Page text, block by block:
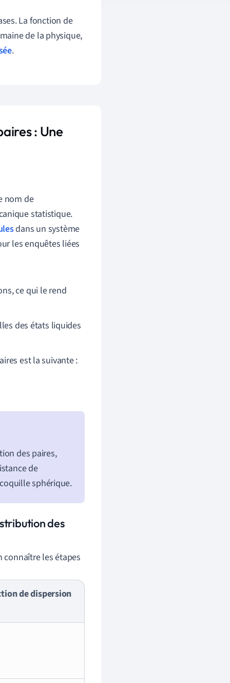
La fonction de
de la physique,
.
: Une
nom de
statistique.
dans un système
les enquêtes liées
ce qui le rend
des états liquides
est la suivante :
des paires,
de
sphérique.
des
les étapes
de dispersion